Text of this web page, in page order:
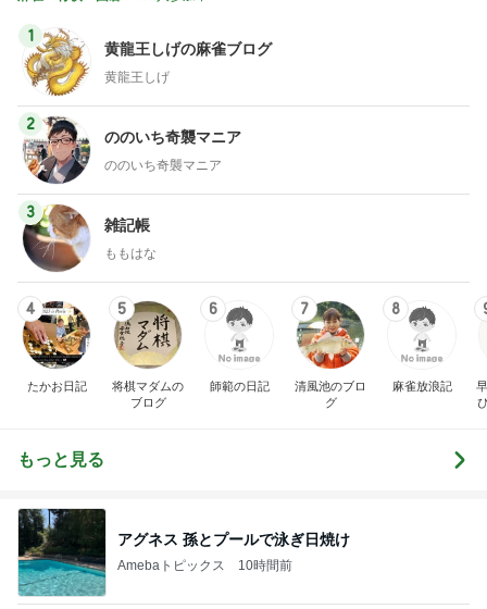
1
黄龍王しげの麻雀ブログ
黄龍王しげ
2
ののいち奇襲マニア
ののいち奇襲マニア
3
雑記帳
ももはな
4
たかお日記
5
将棋マダムの
ブログ
6
師範の日記
7
清風池のブロ
グ
8
麻雀放浪記
もっと見る
アグネス 孫とプールで泳ぎ日焼け
Amebaトピックス 10時間前